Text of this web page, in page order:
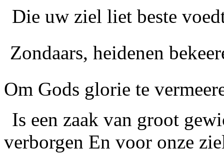
Die uw ziel liet beste
Zondaars, heidenen
Om Gods glorie te
Is een zaak van groot
verborgen En voor onze